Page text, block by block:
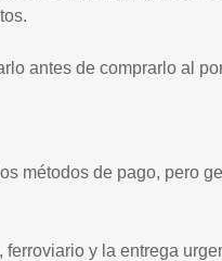
antes de comprarlo al
métodos de pago, pero
y la entrega